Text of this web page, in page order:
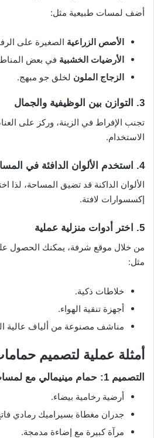
أضف لمسات طبيعية مثل:
الأصص الزراعية الصغيرة على
الأرضيات الخشبية في بعض
الزجاج الملون لخلق جو مبهج.
3. التوازن بين الوظيفية والجمال
تجنب الإفراط في الزينة، وركز على
الاستخدام.
4. استخدم الألوان الدافئة في المساحات الصغيرة
الألوان الداكنة قد تضيق المساحة، لذا
إكسسوارات لافتة.
5. اختر أدوات منزلية عملية
من خلال موقع شرفة، يمكنك الحصول
مثل:
خلاطات ذكية.
أجهزة تنقية الهواء.
مناشف مصنوعة من ألياف عالية
أمثلة عملية لتصميم
التصميم 1: حمام مينيمالي مع لمسات حديثة
أرضية رخامية بيضاء.
جدران مغطاة بسيراميك رمادي
مرآة كبيرة مع إضاءة مدمجة.